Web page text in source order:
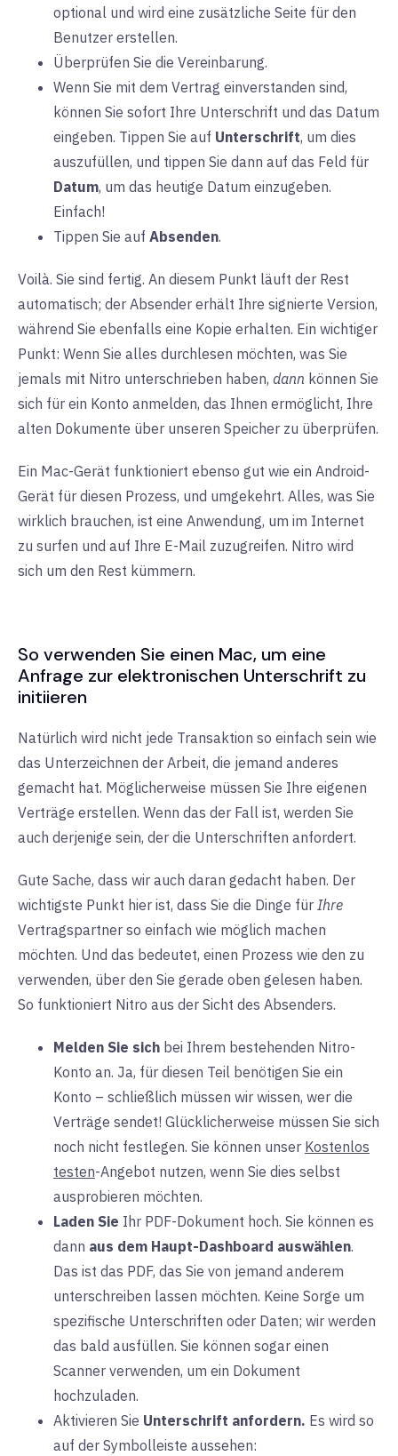
optional und wird eine zusätzliche Seite für den
Benutzer erstellen.
Überprüfen Sie die Vereinbarung.
Wenn Sie mit dem Vertrag einverstanden sind,
können Sie sofort Ihre Unterschrift und das Datum
eingeben. Tippen Sie auf Unterschrift, um dies
auszufüllen, und tippen Sie dann auf das Feld für
Datum, um das heutige Datum einzugeben.
Einfach!
Tippen Sie auf Absenden.
Voilà. Sie sind fertig. An diesem Punkt läuft der Rest
automatisch; der Absender erhält Ihre signierte Version,
während Sie ebenfalls eine Kopie erhalten. Ein wichtiger
Punkt: Wenn Sie alles durchlesen möchten, was Sie
jemals mit Nitro unterschrieben haben, dann können Sie
sich für ein Konto anmelden, das Ihnen ermöglicht, Ihre
alten Dokumente über unseren Speicher zu überprüfen.
Ein Mac-Gerät funktioniert ebenso gut wie ein Android-
Gerät für diesen Prozess, und umgekehrt. Alles, was Sie
wirklich brauchen, ist eine Anwendung, um im Internet
zu surfen und auf Ihre E-Mail zuzugreifen. Nitro wird
sich um den Rest kümmern.
So verwenden Sie einen Mac, um eine
Anfrage zur elektronischen Unterschrift zu
initiieren
Natürlich wird nicht jede Transaktion so einfach sein wie
das Unterzeichnen der Arbeit, die jemand anderes
gemacht hat. Möglicherweise müssen Sie Ihre eigenen
Verträge erstellen. Wenn das der Fall ist, werden Sie
auch derjenige sein, der die Unterschriften anfordert.
Gute Sache, dass wir auch daran gedacht haben. Der
wichtigste Punkt hier ist, dass Sie die Dinge für Ihre
Vertragspartner so einfach wie möglich machen
möchten. Und das bedeutet, einen Prozess wie den zu
verwenden, über den Sie gerade oben gelesen haben.
So funktioniert Nitro aus der Sicht des Absenders.
Melden Sie sich bei Ihrem bestehenden Nitro-
Konto an. Ja, für diesen Teil benötigen Sie ein
Konto – schließlich müssen wir wissen, wer die
Verträge sendet! Glücklicherweise müssen Sie sich
noch nicht festlegen. Sie können unser Kostenlos
testen-Angebot nutzen, wenn Sie dies selbst
ausprobieren möchten.
Laden Sie Ihr PDF-Dokument hoch. Sie können es
dann aus dem Haupt-Dashboard auswählen.
Das ist das PDF, das Sie von jemand anderem
unterschreiben lassen möchten. Keine Sorge um
spezifische Unterschriften oder Daten; wir werden
das bald ausfüllen. Sie können sogar einen
Scanner verwenden, um ein Dokument
hochzuladen.
Aktivieren Sie Unterschrift anfordern. Es wird so
auf der Symbolleiste aussehen: